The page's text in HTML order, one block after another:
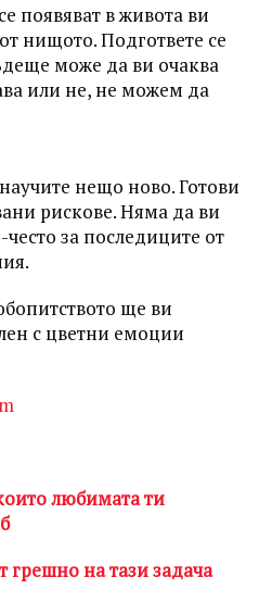
появяват в живота ви
нищото. Подгответе се
може да ви очаква
или не, не можем да
нещо ново. Готови
рискове. Няма да ви
за последиците от
ще ви
с цветни емоции
любимата ти
грешно на тази задача